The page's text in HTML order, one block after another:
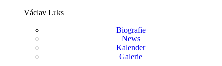
Václav Luks
Biografie
News
Kalender
Galerie